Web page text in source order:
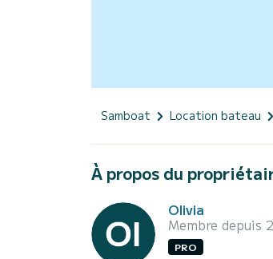
Samboat Location bateau
À propos du
Olivia
Membre depuis
PRO